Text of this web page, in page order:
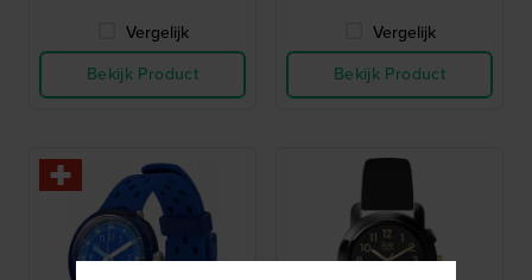
Vergelijk
Bekijk Product
Vergelijk
Bekijk Product